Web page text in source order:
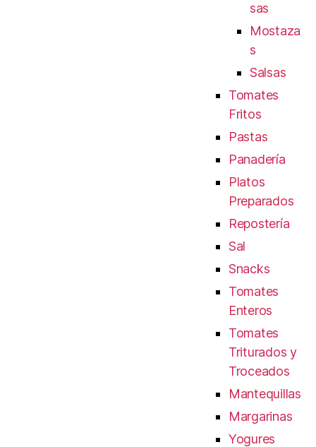
sas
Mostaza
s
Salsas
Tomates
Fritos
Pastas
Panadería
Platos
Preparados
Repostería
Sal
Snacks
Tomates
Enteros
Tomates
Triturados y
Troceados
Mantequillas
Margarinas
Yogures